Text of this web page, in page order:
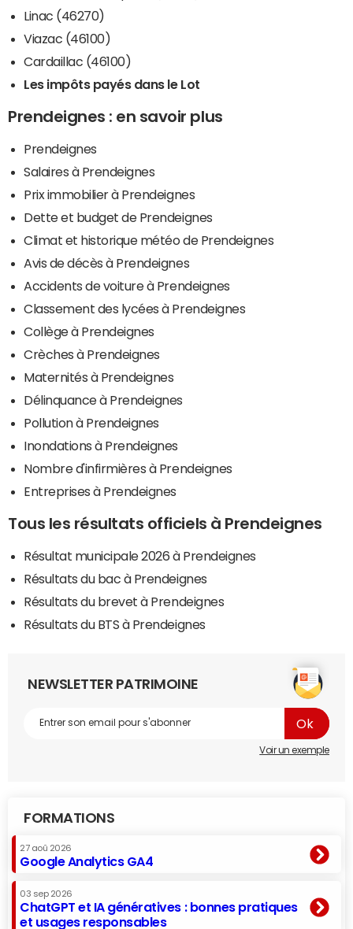
Linac (46270)
Viazac (46100)
Cardaillac (46100)
Les impôts payés dans le Lot
Prendeignes : en savoir plus
Prendeignes
Salaires à Prendeignes
Prix immobilier à Prendeignes
Dette et budget de Prendeignes
Climat et historique météo de Prendeignes
Avis de décès à Prendeignes
Accidents de voiture à Prendeignes
Classement des lycées à Prendeignes
Collège à Prendeignes
Crèches à Prendeignes
Maternités à Prendeignes
Délinquance à Prendeignes
Pollution à Prendeignes
Inondations à Prendeignes
Nombre d'infirmières à Prendeignes
Entreprises à Prendeignes
Tous les résultats officiels à Prendeignes
Résultat municipale 2026 à Prendeignes
Résultats du bac à Prendeignes
Résultats du brevet à Prendeignes
Résultats du BTS à Prendeignes
NEWSLETTER PATRIMOINE
Voir un exemple
FORMATIONS
27 aoû 2026
Google Analytics GA4
03 sep 2026
ChatGPT et IA génératives : bonnes pratiques
et usages responsables